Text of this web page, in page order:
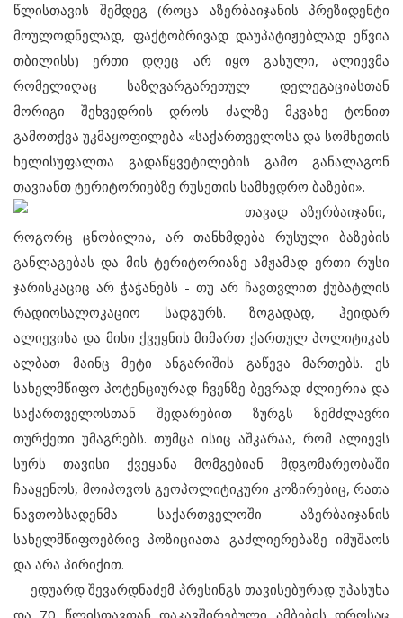
წლისთავის შემდეგ (როცა აზერბაიჯანის პრეზიდენტი
მოულოდნელად, ფაქტობრივად დაუპატიჟებლად ეწვია
თბილისს) ერთი დღეც არ იყო გასული, ალიევმა
რომელიღაც საზღვარგარეთულ დელეგაციასთან
მორიგი შეხვედრის დროს ძალზე მკვახე ტონით
გამოთქვა უკმაყოფილება «საქართველოსა და სომხეთის
ხელისუფალთა გადაწყვეტილების გამო განალაგონ
თავიანთ ტერიტორიებზე რუსეთის სამხედრო ბაზები».
თავად აზერბაიჯანი,
როგორც ცნობილია, არ თანხმდება რუსული ბაზების
განლაგებას და მის ტერიტორიაზე ამჟამად ერთი რუსი
ჯარისკაციც არ ჭაჭანებს - თუ არ ჩავთვლით ქუბატლის
რადიოსალოკაციო სადგურს. ზოგადად, ჰეიდარ
ალიევისა და მისი ქვეყნის მიმართ ქართულ პოლიტიკას
ალბათ მაინც მეტი ანგარიშის გაწევა მართებს. ეს
სახელმწიფო პოტენციურად ჩვენზე ბევრად ძლიერია და
საქართველოსთან შედარებით ზურგს ზემძლავრი
თურქეთი უმაგრებს. თუმცა ისიც აშკარაა, რომ ალიევს
სურს თავისი ქვეყანა მომგებიან მდგომარეობაში
ჩააყენოს, მოიპოვოს გეოპოლიტიკური კოზირებიც, რათა
ნავთობსადენმა საქართველოში აზერბაიჯანის
სახელმწიფოებრივ პოზიციათა გაძლიერებაზე იმუშაოს
და არა პირიქით.
ედუარდ შევარდნაძემ პრესინგს თავისებურად უპასუხა